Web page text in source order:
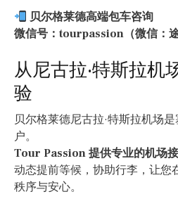
贝尔格莱德高端包车咨询
微信号：tourpassion（微信：
从尼古拉·特斯拉机
验
贝尔格莱德尼古拉·特斯拉机场
户。
Tour Passion 提供专业的机场
动态提前等候，协助行李，让您
秩序与安心。